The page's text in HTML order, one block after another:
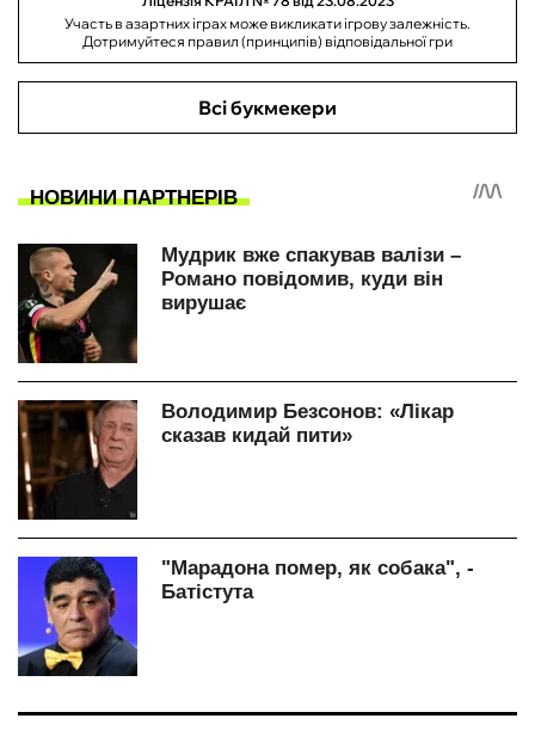
Участь в азартних іграх може викликати ігрову залежність.
Дотримуйтеся правил (принципів) відповідальної гри
Всі букмекери